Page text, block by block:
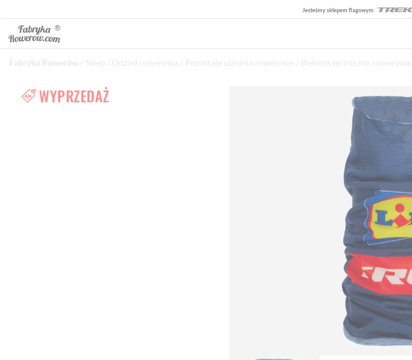
Jesteśmy sklepem flagowym
Fabryka Rowerów Sklep Odzież rowerowa Pozostałe ubrania rowerowe Bielizna termiczna rowerowa
WYPRZEDAŻ